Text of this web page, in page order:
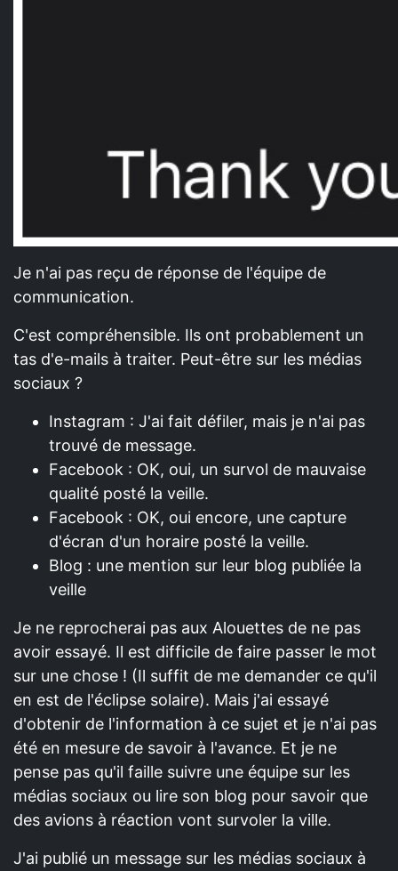
Je n'ai pas reçu de réponse de l'équipe de
communication.
C'est compréhensible. Ils ont probablement un
tas d'e-mails à traiter. Peut-être sur les médias
sociaux ?
Instagram : J'ai fait défiler, mais je n'ai pas
trouvé de message.
Facebook : OK, oui, un survol de mauvaise
qualité posté la veille.
Facebook : OK, oui encore, une capture
d'écran d'un horaire posté la veille.
Blog : une mention sur leur blog publiée la
veille
Je ne reprocherai pas aux Alouettes de ne pas
avoir essayé. Il est difficile de faire passer le mot
sur une chose ! (Il suffit de me demander ce qu'il
en est de l'éclipse solaire). Mais j'ai essayé
d'obtenir de l'information à ce sujet et je n'ai pas
été en mesure de savoir à l'avance. Et je ne
pense pas qu'il faille suivre une équipe sur les
médias sociaux ou lire son blog pour savoir que
des avions à réaction vont survoler la ville.
J'ai publié un message sur les médias sociaux à